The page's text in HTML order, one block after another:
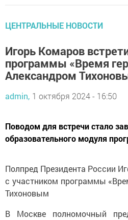
ЦЕНТРАЛЬНЫЕ НОВОСТИ
Игорь Комаров
программы «Время
Александром
admin, 1 октября 2024 - 16:50
Поводом для встречи стало
образовательного модуля
Полпред Президента России
с участником программы
Тихоновым
В Москве полномочный